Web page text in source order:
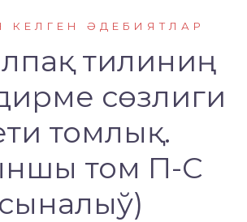
КЕЛГЕН ӘДЕБИЯТЛАР
тилиниң
сөзлиги
томлық.
том П-C